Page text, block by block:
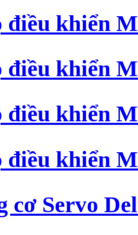
điều khiển
điều khiển
điều khiển
điều khiển
cơ Servo